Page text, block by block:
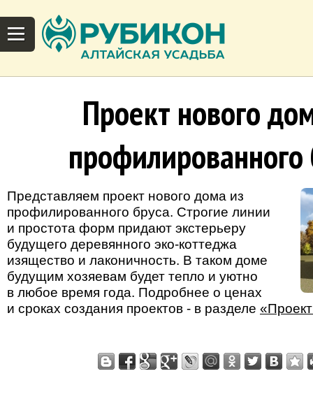
Проект нового
профилированного
Представляем проект нового дома из
профилированного бруса. Строгие линии
и простота форм придают экстерьеру
будущего деревянного эко-коттеджа
изящество и лаконичность. В таком доме
будущим хозяевам будет тепло и уютно
в любое время года. Подробнее о ценах
и сроках создания проектов - в разделе